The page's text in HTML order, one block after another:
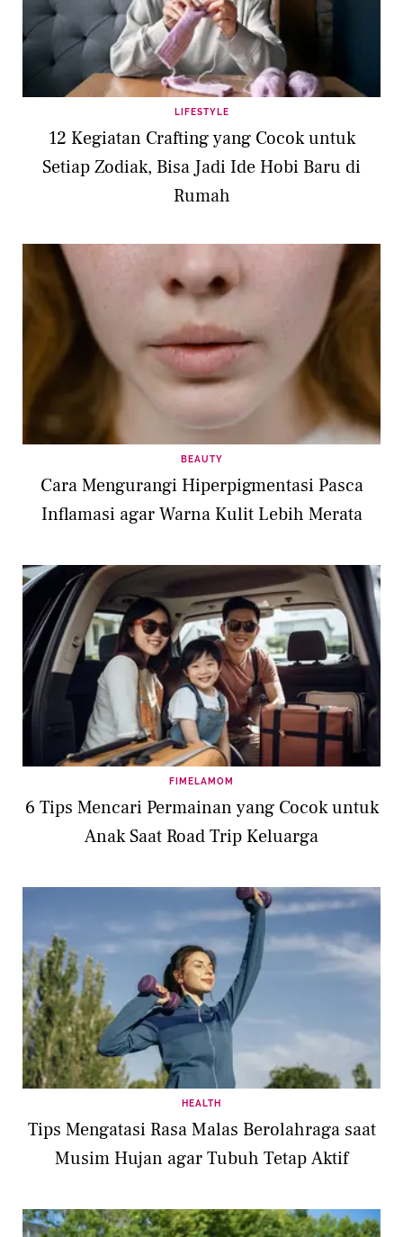
LIFESTYLE
12 Kegiatan Crafting yang Cocok untuk
Setiap Zodiak, Bisa Jadi Ide Hobi Baru di
Rumah
BEAUTY
Cara Mengurangi Hiperpigmentasi Pasca
Inflamasi agar Warna Kulit Lebih Merata
FIMELAMOM
6 Tips Mencari Permainan yang Cocok untuk
Anak Saat Road Trip Keluarga
HEALTH
Tips Mengatasi Rasa Malas Berolahraga saat
Musim Hujan agar Tubuh Tetap Aktif